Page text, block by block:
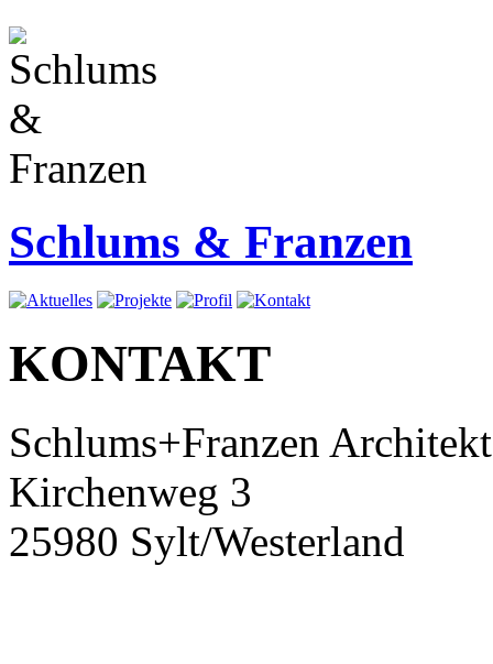
Schlums & Franzen
KONTAKT
Schlums+Franzen
Kirchenweg 3
25980 Sylt/Westerland